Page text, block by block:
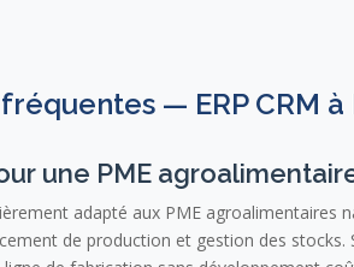
— ERP CRM
une PME
adapté aux PME
de production et gestion des